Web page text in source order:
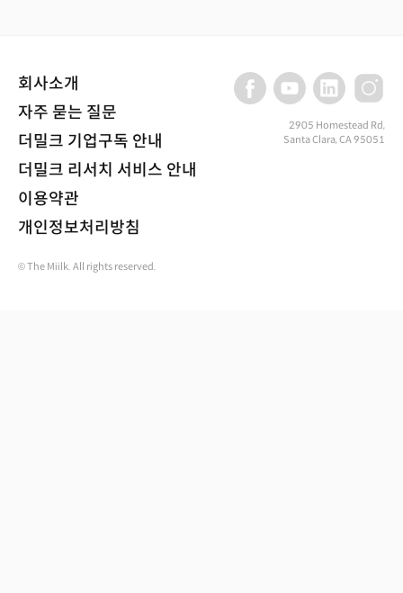
회사소개
자주 묻는 질문
더밀크 기업구독 안내
더밀크 리서치 서비스 안내
이용약관
개인정보처리방침
2905 Homestead Rd,
Santa Clara, CA 95051
© The Miilk. All rights reserved.